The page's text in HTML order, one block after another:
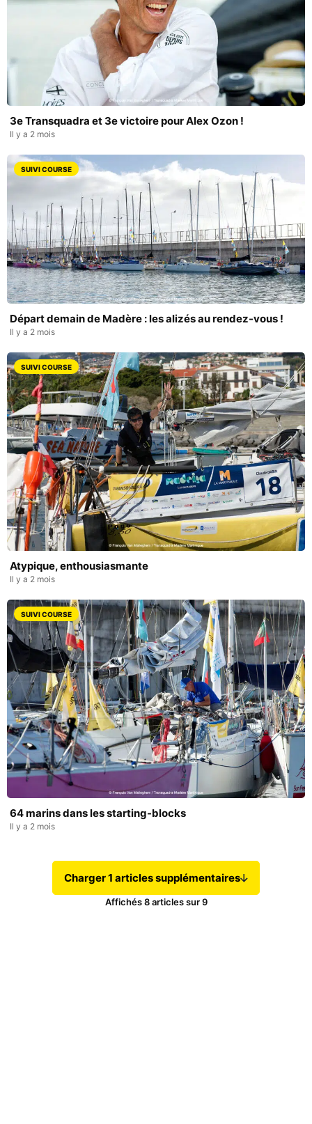
3e Transquadra et 3e victoire pour Alex Ozon !
Il y a 2 mois
SUIVI COURSE
Départ demain de Madère : les alizés au rendez-vous !
Il y a 2 mois
SUIVI COURSE
Atypique, enthousiasmante
Il y a 2 mois
SUIVI COURSE
64 marins dans les starting-blocks
Il y a 2 mois
Charger 1 articles supplémentaires
Affichés8articles sur9